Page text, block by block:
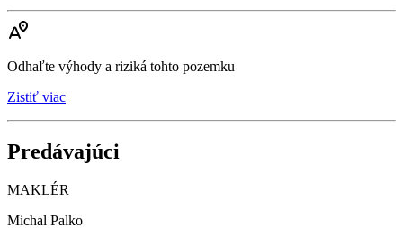
Odhaľte výhody a riziká tohto pozemku
Zistiť viac
Predávajúci
MAKLÉR
Michal Palko